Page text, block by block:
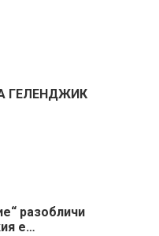
ГЕЛЕНДЖИК
разобличи
е…